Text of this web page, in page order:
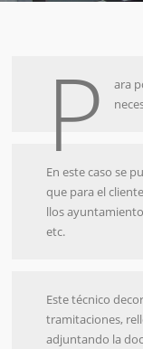
P
ara
En este caso se
que para el
llos
etc.
Este técnico
tramitaciones,
adjuntando la